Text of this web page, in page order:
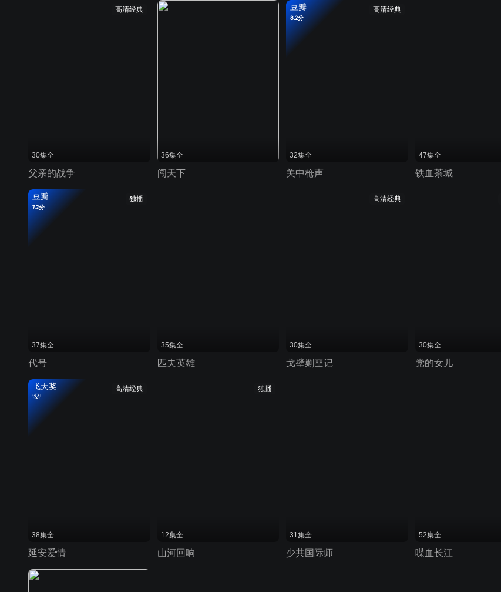
高清经典
30集全
父亲的战争
36集全
闯天下
高清经典
豆瓣
8.2分
32集全
关中枪声
47集全
铁血茶城
独播
豆瓣
7.2分
37集全
代号
35集全
匹夫英雄
高清经典
30集全
戈壁剿匪记
30集全
党的女儿
高清经典
飞天奖
38集全
延安爱情
独播
12集全
山河回响
31集全
少共国际师
52集全
喋血长江